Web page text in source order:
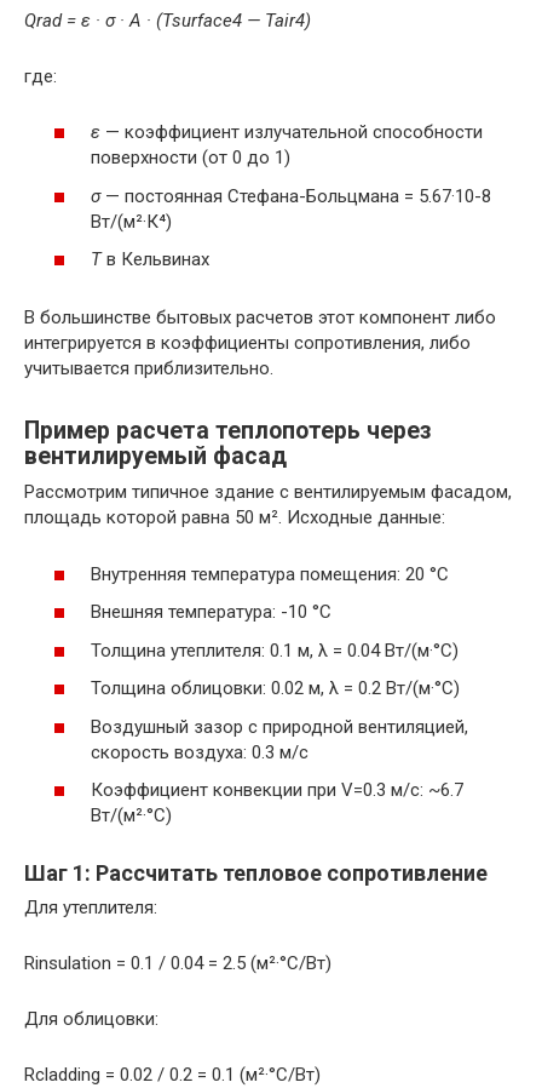
Qrad = ε · σ · A · (Tsurface4 — Tair4)
где:
ε — коэффициент излучательной способности
поверхности (от 0 до 1)
σ— постоянная Стефана-Больцмана = 5.67·10-8
Вт/(м²·К⁴)
Tв Кельвинах
В большинстве бытовых расчетов этот компонент либо
интегрируется в коэффициенты сопротивления, либо
учитывается приблизительно.
Пример расчета теплопотерь через
вентилируемый фасад
Рассмотрим типичное здание с вентилируемым фасадом,
площадь которой равна 50 м². Исходные данные:
Внутренняя температура помещения: 20 °C
Внешняя температура: -10 °C
Толщина утеплителя: 0.1 м, λ = 0.04 Вт/(м·°C)
Толщина облицовки: 0.02 м, λ = 0.2 Вт/(м·°C)
Воздушный зазор с природной вентиляцией,
скорость воздуха: 0.3 м/с
Коэффициент конвекции при V=0.3 м/с: ~6.7
Вт/(м²·°C)
Шаг 1: Рассчитать тепловое сопротивление
Для утеплителя:
Rinsulation = 0.1 / 0.04 = 2.5 (м²·°C/Вт)
Для облицовки:
Rcladding = 0.02 / 0.2 = 0.1 (м²·°C/Вт)